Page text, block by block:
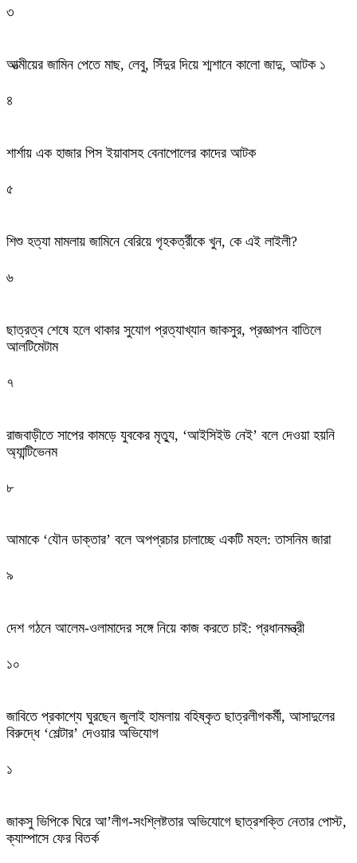
৩
আত্মীয়ের জামিন পেতে মাছ, লেবু, সিঁদুর দিয়ে শ্মশানে কালো জাদু, আটক ১
৪
শার্শায় এক হাজার পিস ইয়াবাসহ বেনাপোলের কাদের আটক
৫
শিশু হত্যা মামলায় জামিনে বেরিয়ে গৃহকর্ত্রীকে খুন, কে এই লাইলী?
৬
ছাত্রত্ব শেষে হলে থাকার সুযোগ প্রত্যাখ্যান জাকসুর, প্রজ্ঞাপন বাতিলে
আলটিমেটাম
৭
রাজবাড়ীতে সাপের কামড়ে যুবকের মৃত্যু, ‌‘আইসিইউ নেই’ বলে দেওয়া হয়নি
অ্যান্টিভেনম
৮
আমাকে ‘যৌন ডাক্তার’ বলে অপপ্রচার চালাচ্ছে একটি মহল: তাসনিম জারা
৯
দেশ গঠনে আলেম-ওলামাদের সঙ্গে নিয়ে কাজ করতে চাই: প্রধানমন্ত্রী
১০
জাবিতে প্রকাশ্যে ঘুরছেন জুলাই হামলায় বহিষ্কৃত ছাত্রলীগকর্মী, আসাদুলের
বিরুদ্ধে ‘শেল্টার’ দেওয়ার অভিযোগ
১
জাকসু ভিপিকে ঘিরে আ’লীগ-সংশ্লিষ্টতার অভিযোগে ছাত্রশক্তি নেতার পোস্ট,
ক্যাম্পাসে ফের বিতর্ক